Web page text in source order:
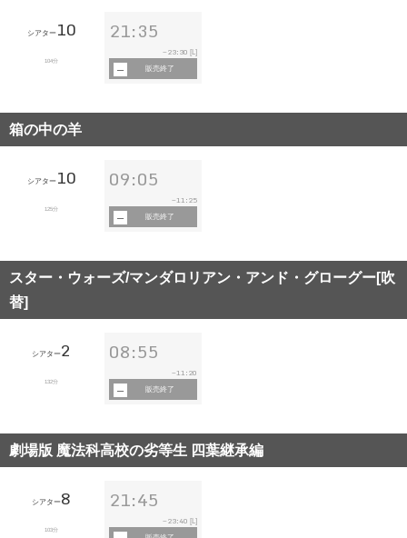
シアター10
104分
21:35
~ 23:30 [L]
販売終了
箱の中の羊
シアター10
125分
09:05
~11:25
販売終了
スター・ウォーズ/マンダロリアン・アンド・グローグー[吹
替]
シアター2
132分
08:55
~11:20
販売終了
劇場版 魔法科高校の劣等生 四葉継承編
シアター8
103分
21:45
~ 23:40 [L]